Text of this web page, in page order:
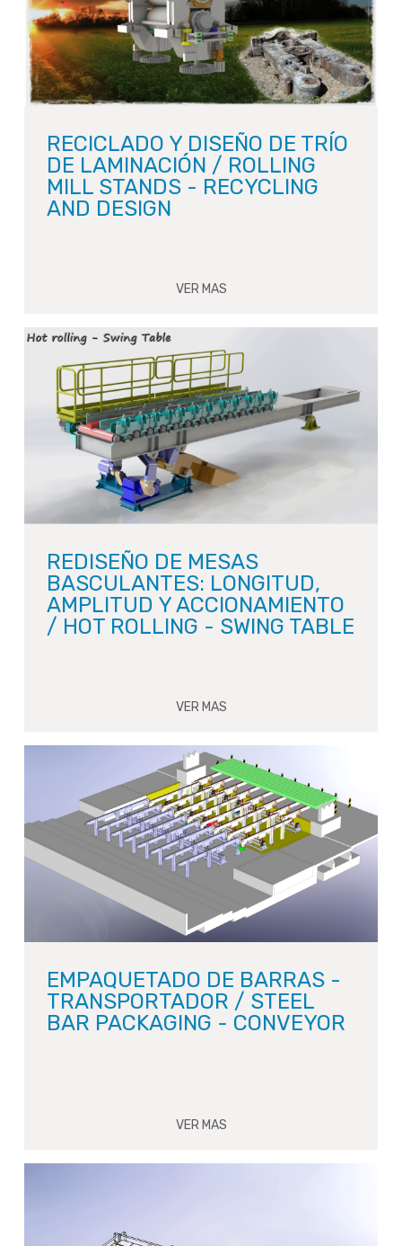
RECICLADO Y DISEÑO DE TRÍO
DE LAMINACIÓN / ROLLING
MILL STANDS - RECYCLING
AND DESIGN
VER MAS
REDISEÑO DE MESAS
BASCULANTES: LONGITUD,
AMPLITUD Y ACCIONAMIENTO
/ HOT ROLLING - SWING TABLE
VER MAS
EMPAQUETADO DE BARRAS -
TRANSPORTADOR / STEEL
BAR PACKAGING - CONVEYOR
VER MAS